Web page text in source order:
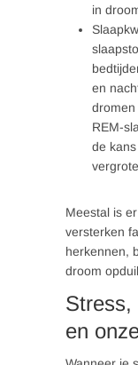
in
en
dromen
REM-
de
Meestal is
versterken
herkennen,
droom
Stress,
en